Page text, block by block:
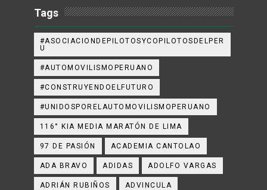
Tags
#ASOCIACIONDEPILOTOSYCOPILOTOSDELPER
U
#AUTOMOVILISMOPERUANO
#CONSTRUYENDOELFUTURO
#UNIDOSPORELAUTOMOVILISMOPERUANO
116° KIA MEDIA MARATÓN DE LIMA
97 DE PASIÓN ACADEMIA CANTOLAO
ADA BRAVO ADIDAS ADOLFO VARGAS
ADRIÁN RUBIÑOS ADVINCULA